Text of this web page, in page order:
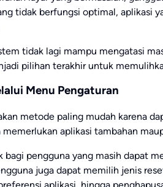
tidak berfungsi optimal, aplikasi
tidak lagi mampu mengatasi
pilihan terakhir untuk
Menu Pengaturan
metode paling mudah karena
aplikasi tambahan
bagi pengguna yang masih dapat
juga dapat memilih jenis
aplikasi, hingga